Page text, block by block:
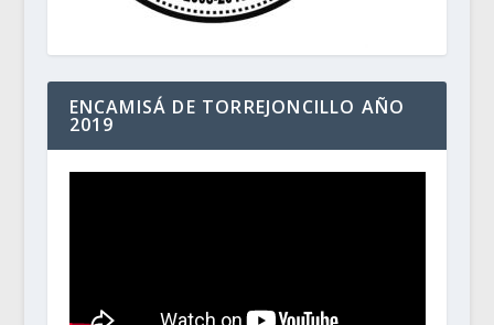
ENCAMISÁ DE TORREJONCILLO AÑO
2019